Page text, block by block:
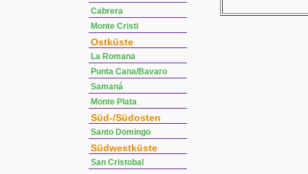
Cabrera
Monte Cristi
Ostküste
La Romana
Punta Cana/Bavaro
Samaná
Monte Plata
Süd-/Südosten
Santo Domingo
Südwestküste
San Cristobal